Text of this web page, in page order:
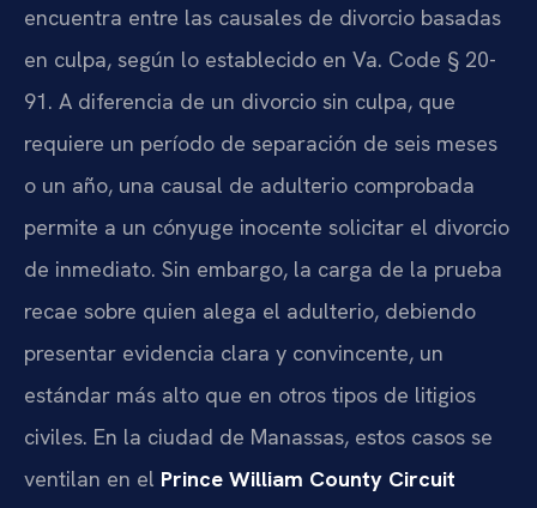
encuentra entre las causales de divorcio basadas
en culpa, según lo establecido en Va. Code § 20-
91. A diferencia de un divorcio sin culpa, que
requiere un período de separación de seis meses
o un año, una causal de adulterio comprobada
permite a un cónyuge inocente solicitar el divorcio
de inmediato. Sin embargo, la carga de la prueba
recae sobre quien alega el adulterio, debiendo
presentar evidencia clara y convincente, un
estándar más alto que en otros tipos de litigios
civiles. En la ciudad de Manassas, estos casos se
ventilan en el Prince William County Circuit